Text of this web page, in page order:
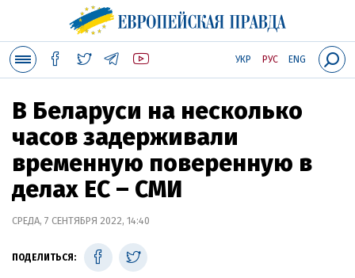
УКР РУС ENG
В Беларуси на несколько
часов задерживали
временную поверенную в
делах ЕС – СМИ
СРЕДА, 7 СЕНТЯБРЯ 2022, 14:40
ПОДЕЛИТЬСЯ: